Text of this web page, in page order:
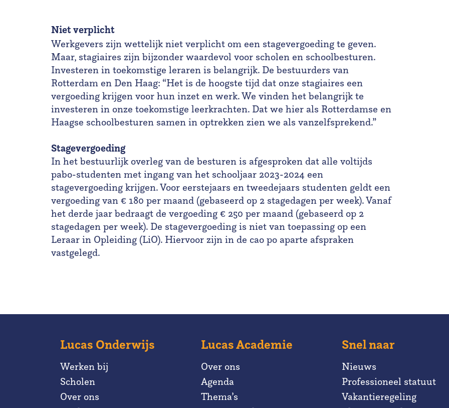
Niet verplicht
Werkgevers zijn wettelijk niet verplicht om een stagevergoeding te geven.
Maar, stagiaires zijn bijzonder waardevol voor scholen en schoolbesturen.
Investeren in toekomstige leraren is belangrijk. De bestuurders van
Rotterdam en Den Haag: “Het is de hoogste tijd dat onze stagiaires een
vergoeding krijgen voor hun inzet en werk. We vinden het belangrijk te
investeren in onze toekomstige leerkrachten. Dat we hier als Rotterdamse en
Haagse schoolbesturen samen in optrekken zien we als vanzelfsprekend.”
Stagevergoeding
In het bestuurlijk overleg van de besturen is afgesproken dat alle voltijds
pabo-studenten met ingang van het schooljaar 2023-2024 een
stagevergoeding krijgen. Voor eerstejaars en tweedejaars studenten geldt een
vergoeding van € 180 per maand (gebaseerd op 2 stagedagen per week). Vanaf
het derde jaar bedraagt de vergoeding € 250 per maand (gebaseerd op 2
stagedagen per week). De stagevergoeding is niet van toepassing op een
Leraar in Opleiding (LiO). Hiervoor zijn in de cao po aparte afspraken
vastgelegd.
Lucas Onderwijs
Werken bij
Scholen
Over ons
Lucas Academie
Over ons
Agenda
Thema’s
Snel naar
Nieuws
Professioneel statuut
Vakantieregeling